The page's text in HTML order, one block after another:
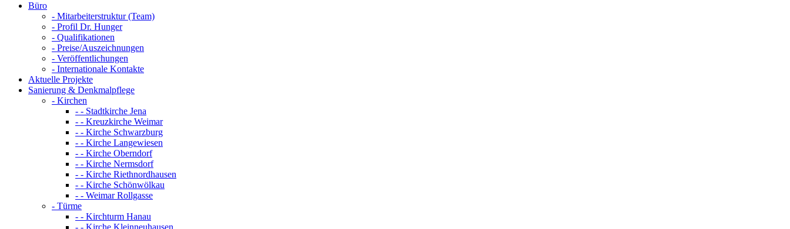
Büro
- Mitarbeiterstruktur (Team)
- Profil Dr. Hunger
- Qualifikationen
- Preise/Auszeichnungen
- Veröffentlichungen
- Internationale Kontakte
Aktuelle Projekte
Sanierung & Denkmalpflege
- Kirchen
- - Stadtkirche Jena
- - Kreuzkirche Weimar
- - Kirche Schwarzburg
- - Kirche Langewiesen
- - Kirche Oberndorf
- - Kirche Nermsdorf
- - Kirche Riethnordhausen
- - Kirche Schönwölkau
- - Weimar Rollgasse
- Türme
- - Kirchturm Hanau
- - Kirche Kleinneuhausen